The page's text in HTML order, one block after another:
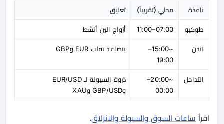
نافذة محلي (تقريباً) تعليق
طوكيو 07:00–11:00 أزواج الين أنشط
لندن
~15:00–
19:00
يتصاعد تقلب EUR وGBP
التداخل
~20:00–
00:00
ذروة السيولة لـ EUR/USD
وGBP/USD وXAU
اقرأ ساعات السوق والسيولة والانزلاق.